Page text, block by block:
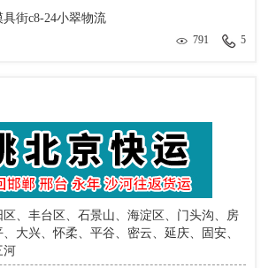
街c8-24小翠物流
791 5
、丰台区、石景山、海淀区、门头沟、房
大兴、怀柔、平谷、密云、延庆、固安、
河